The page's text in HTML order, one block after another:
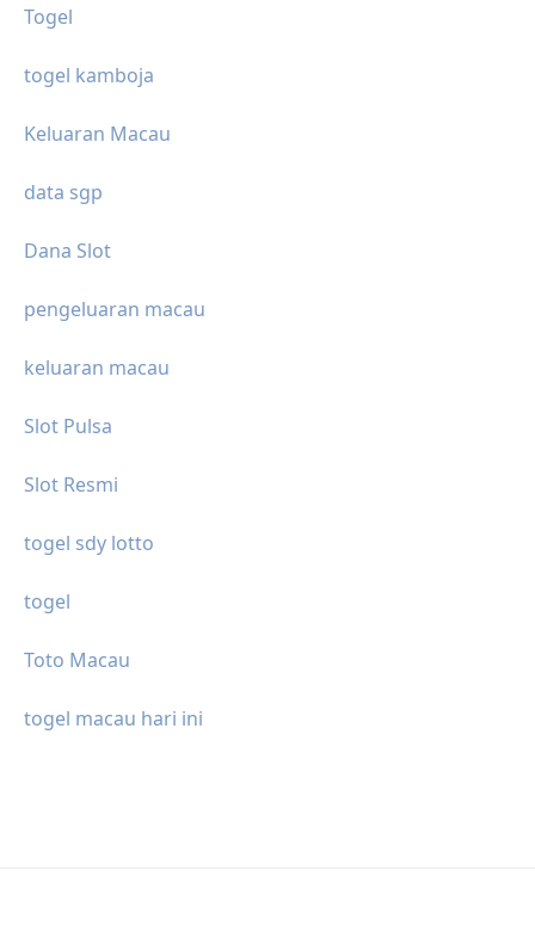
Togel
togel kamboja
Keluaran Macau
data sgp
Dana Slot
pengeluaran macau
keluaran macau
Slot Pulsa
Slot Resmi
togel sdy lotto
togel
Toto Macau
togel macau hari ini